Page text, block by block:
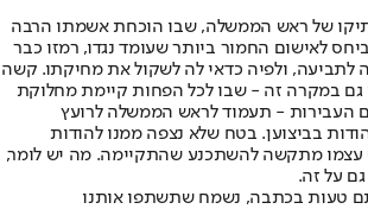
של ראש הממשלה, שבו הוכחת אשמתו הרבה
לאישום החמור ביותר שעומד נגדו, רמזו כבר
לתביעה, ולפיה כדאי לה לשקול את מחיקתו. קשה
גם במקרה זה - שבו לכל הפחות קיימת מחלוקת
העבירות - תעמוד לראש הממשלה לרועץ
בביצוען. בטח שלא נצפה ממנו להודות
מתקשה להשתכנע שהתקיימה. מה יש לומר,
על זה.
טעות בכתבה, נשמח שתשתפו אותנו